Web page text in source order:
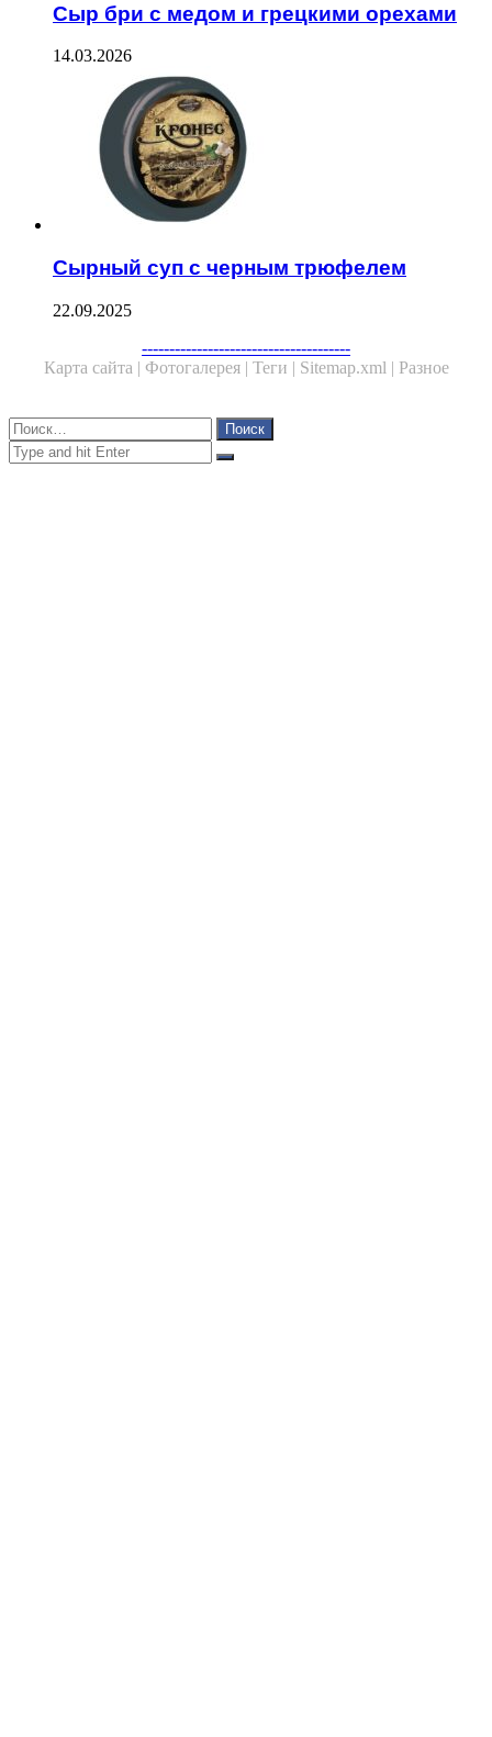
Сыр бри с медом и грецкими орехами
14.03.2026
Сырный суп с черным трюфелем
22.09.2025
--------------------------------------
Карта сайта | Фотогалерея | Теги | Sitemap.xml | Разное
Close
Найти:
Close
Search